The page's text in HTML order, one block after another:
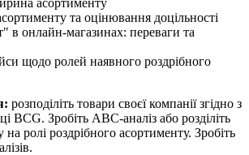
та оцінювання доцільності
в онлайн-магазинах: переваги та
щодо ролей наявного роздрібного
розподіліть товари своєї компанії згідно з
BCG. Зробіть АВС-аналіз або розділіть
на ролі роздрібного асортименту. Зробіть